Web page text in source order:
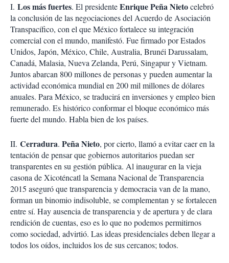
o
m
p
a
r
t
i
r
I. Los más fuertes. El presidenteEnrique Peña Nietocelebró
la conclusión de las negociaciones del Acuerdo de Asociación
Transpacífico, con el que México fortalece su integración
comercial con el mundo, manifestó. Fue firmado por Estados
Unidos, Japón, México, Chile, Australia, Brunéi Darussalam,
Canadá, Malasia, Nueva Zelanda, Perú, Singapur y Vietnam.
Juntos abarcan 800 millones de personas y pueden aumentar la
actividad económica mundial en 200 mil millones de dólares
anuales. Para México, se traducirá en inversiones y empleo bien
remunerado. Es histórico conformar el bloque económico más
fuerte del mundo. Habla bien de los países.
II. Cerradura. Peña Nieto, por cierto, llamó a evitar caer en la
tentación de pensar que gobiernos autoritarios puedan ser
transparentes en su gestión pública. Al inaugurar en la vieja
casona de Xicoténcatl la Semana Nacional de Transparencia
2015 aseguró que transparencia y democracia van de la mano,
forman un binomio indisoluble, se complementan y se fortalecen
entre sí. Hay ausencia de transparencia y de apertura y de clara
rendición de cuentas, eso es lo que no podemos permitirnos
como sociedad, advirtió. Las ideas presidenciales deben llegar a
todos los oídos, incluidos los de sus cercanos; todos.